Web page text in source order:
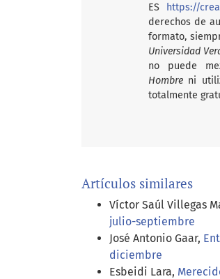
ES
https://
derechos de
formato,
Universidad
no puede
Hombre ni
totalmente
Artículos similares
Víctor Saúl Villegas
julio-septiembre
José Antonio Gaar,
diciembre
Esbeidi Lara,